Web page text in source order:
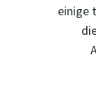
einige